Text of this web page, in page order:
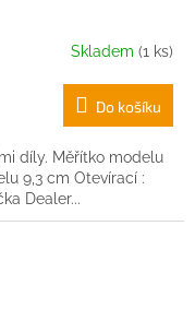
Skladem (1 ks)
Do košíku
díly. Měřítko modelu
9,3 cm Otevírací :
Dealer...